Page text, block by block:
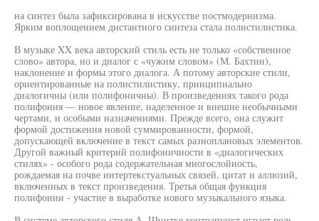
на синтез была зафиксирована в искусстве постмодернизма.
Ярким воплощением дистантного синтеза стала полистилистика.
В музыке XX века авторский стиль есть не только «собственное
слово» автора, но и диалог с «чужим словом» (М. Бахтин),
наклонение и формы этого диалога. А потому авторские стили,
ориентированные на полистилистику, принципиально
диалогичны (или полифоничны). В произведениях такого рода
полифония — новое явление, наделенное и внешне необычными
чертами, и особыми назначениями. Прежде всего, она служит
формой достижения новой суммированности, формой,
допускающей включение в текст самых разноплановых элементов.
Другой важный критерий полифоничности в «диалогических
стилях» - особого рода содержательная многослойность,
рождаемая на почве интертекстуальных связей, цитат и аллюзий,
включенных в текст произведения. Третья общая функция
полифонии - участие в выработке нового музыкального языка.